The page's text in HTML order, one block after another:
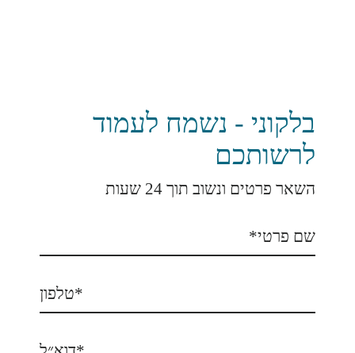
בלקוני - נשמח לעמוד
לרשותכם
השאר פרטים ונשוב תוך 24 שעות